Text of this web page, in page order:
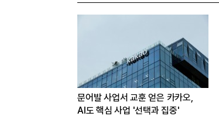
문어발 사업서 교훈 얻은 카카오,
AI도 핵심 사업 '선택과 집중'